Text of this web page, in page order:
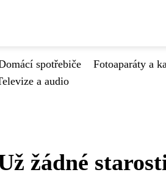
spotřebiče Fotoaparáty a
a audio
žádné